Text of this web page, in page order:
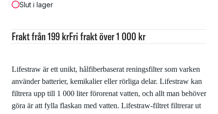
Lifestraw är ett unikt, hålfiberbaserat reningsfilter som varken
använder batterier, kemikalier eller rörliga delar. Lifestraw kan
filtrera upp till 1 000 liter förorenat vatten, och allt man behöver
göra är att fylla flaskan med vatten. Lifestraw-filtret filtrerar ut
Frakt från 199 krFri frakt över 1 000 kr
Slut i lager